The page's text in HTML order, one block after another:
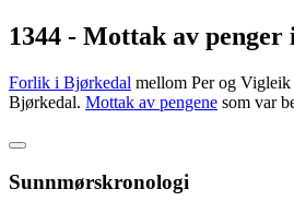
1344 - Mottak av
Forlik i Bjørkedal mellom Per og Vigleik
Bjørkedal. Mottak av pengene som var
Sunnmørskronologi